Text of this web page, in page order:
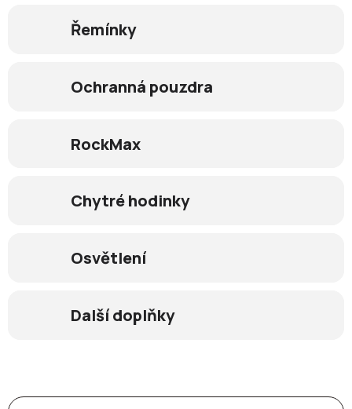
Řemínky
Ochranná pouzdra
RockMax
Chytré hodinky
Osvětlení
Další doplňky
Ř